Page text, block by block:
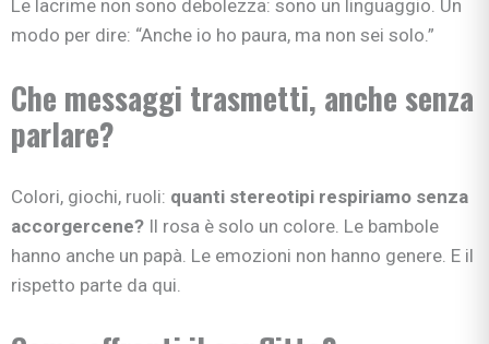
Le lacrime non sono debolezza: sono un linguaggio. Un
modo per dire: “Anche io ho paura, ma non sei solo.”
Che messaggi trasmetti, anche senza
parlare?
Colori, giochi, ruoli: quanti stereotipi respiriamo senza
accorgercene? Il rosa è solo un colore. Le bambole
hanno anche un papà. Le emozioni non hanno genere. E il
rispetto parte da qui.